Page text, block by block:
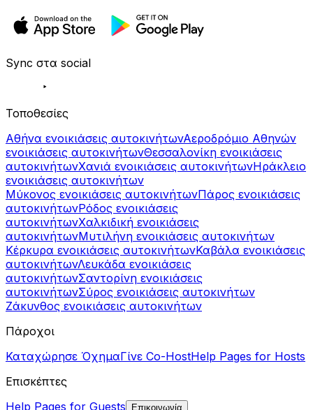
Sync στα social
Τοποθεσίες
Αθήνα ενοικιάσεις αυτοκινήτωνΑεροδρόμιο Αθηνών
ενοικιάσεις αυτοκινήτωνΘεσσαλονίκη ενοικιάσεις
αυτοκινήτωνΧανιά ενοικιάσεις αυτοκινήτωνΗράκλειο
ενοικιάσεις αυτοκινήτων
Μύκονος ενοικιάσεις αυτοκινήτωνΠάρος ενοικιάσεις
αυτοκινήτωνΡόδος ενοικιάσεις
αυτοκινήτωνΧαλκιδική ενοικιάσεις
αυτοκινήτωνΜυτιλήνη ενοικιάσεις αυτοκινήτων
Κέρκυρα ενοικιάσεις αυτοκινήτωνΚαβάλα ενοικιάσεις
αυτοκινήτωνΛευκάδα ενοικιάσεις
αυτοκινήτωνΣαντορίνη ενοικιάσεις
αυτοκινήτωνΣύρος ενοικιάσεις αυτοκινήτων
Ζάκυνθος ενοικιάσεις αυτοκινήτων
Πάροχοι
Καταχώρησε ΌχημαΓίνε Co-HostHelp Pages for Hosts
Επισκέπτες
Help Pages for Guests
Επικοινωνία